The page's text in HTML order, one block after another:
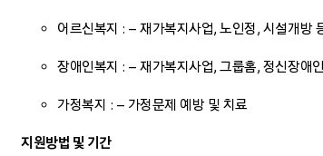
어르신복지 : – 재가복지사업, 노인정, 시설개방
장애인복지 : – 재가복지사업, 그룹홈, 정신장애
가정복지 : – 가정문제 예방 및 치료
지원방법 및 기간